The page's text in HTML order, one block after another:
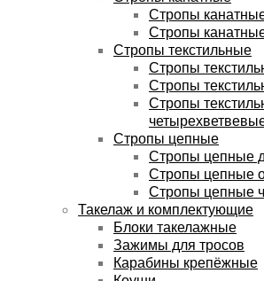
Стропы
Стропы
Стропы текстильные
Стропы
Стропы
Стропы
Стропы цепные
Стропы цепные
Стропы цепные
Стропы цепные
Такелаж и комплектующие
Блоки такелажные
Зажимы для тросов
Карабины крепёжные